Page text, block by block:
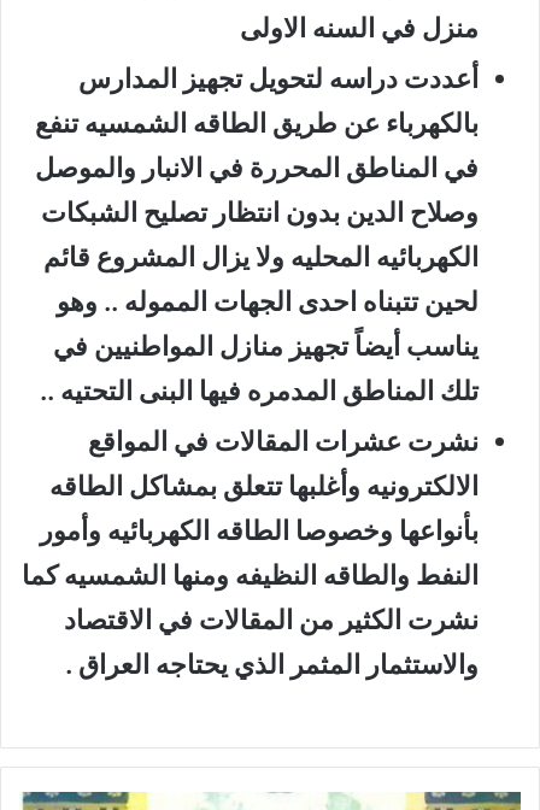
منزل في السنه الاولى
أعددت دراسه لتحويل تجهيز المدارس
بالكهرباء عن طريق الطاقه الشمسيه تنفع
في المناطق المحررة في الانبار والموصل
وصلاح الدين بدون انتظار تصليح الشبكات
الكهربائيه المحليه ولا يزال المشروع قائم
لحين تتبناه احدى الجهات المموله .. وهو
يناسب أيضاً تجهيز منازل المواطنيين في
تلك المناطق المدمره فيها البنى التحتيه ..
نشرت عشرات المقالات في المواقع
الالكترونيه وأغلبها تتعلق بمشاكل الطاقه
بأنواعها وخصوصا الطاقه الكهربائيه وأمور
النفط والطاقه النظيفه ومنها الشمسيه كما
نشرت الكثير من المقالات في الاقتصاد
والاستثمار المثمر الذي يحتاجه العراق .
ق